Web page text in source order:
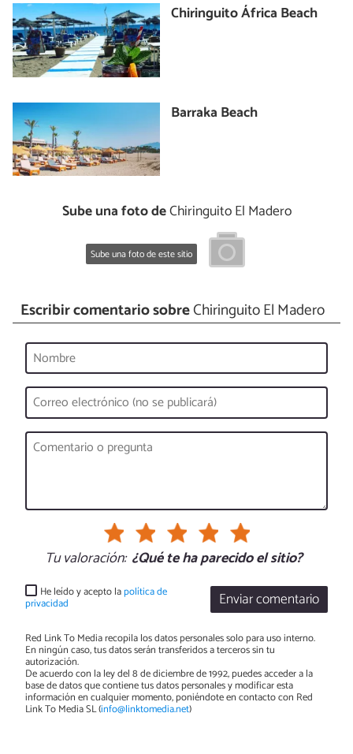
Chiringuito África Beach
Barraka Beach
Sube una foto deChiringuito El Madero
Sube una foto de este sitio
Escribir comentario sobreChiringuito El Madero
Tu valoración: ¿Qué te ha parecido el sitio?
Enviar comentario
He leído y acepto lapolítica de
privacidad
Red Link To Media recopila los datos personales solo para uso interno.
En ningún caso, tus datos serán transferidos a terceros sin tu
autorización.
De acuerdo con la ley del 8 de diciembre de 1992, puedes acceder a la
base de datos que contiene tus datos personales y modificar esta
información en cualquier momento, poniéndote en contacto con Red
Link To Media SL (info@linktomedia.net)